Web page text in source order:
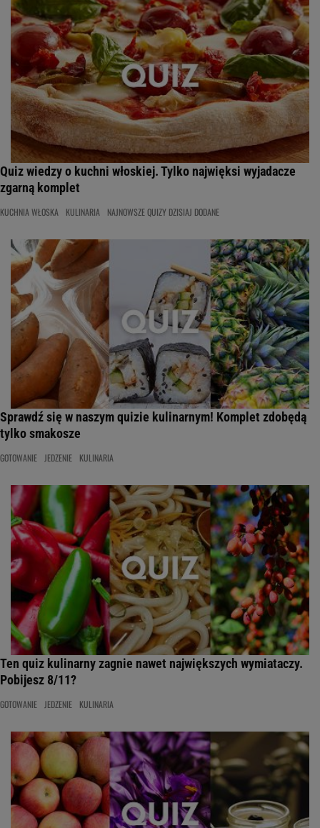
Quiz wiedzy o kuchni włoskiej. Tylko najwięksi wyjadacze
zgarną komplet
KUCHNIA WŁOSKA KULINARIA NAJNOWSZE QUIZY DZISIAJ DODANE
Sprawdź się w naszym quizie kulinarnym! Komplet zdobędą
tylko smakosze
GOTOWANIE JEDZENIE KULINARIA
Ten quiz kulinarny zagnie nawet największych wymiataczy.
Pobijesz 8/11?
GOTOWANIE JEDZENIE KULINARIA